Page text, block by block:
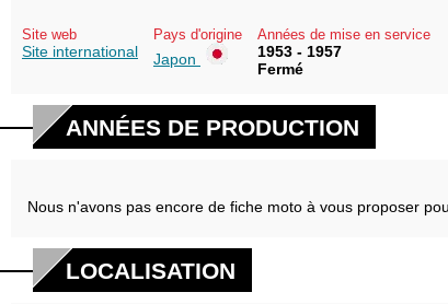
Site web
Site international
Pays d'origine
Japon
Années de mise en service
1953 - 1957
Fermé
ANNÉES DE PRODUCTION
Nous n'avons pas encore de fiche moto à vous proposer
LOCALISATION